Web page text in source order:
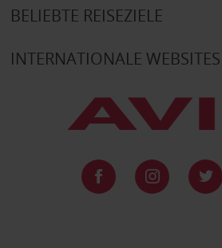
BELIEBTE REISEZIELE
INTERNATIONALE WEBSITES